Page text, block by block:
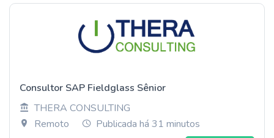
Consultor SAP Fieldglass Sênior
THERA CONSULTING
Remoto
Publicada há 31 minutos